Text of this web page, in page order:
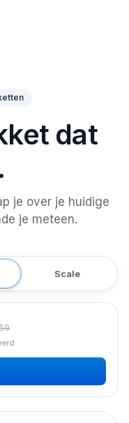
dat
je over je huidige
je meteen.
Scale